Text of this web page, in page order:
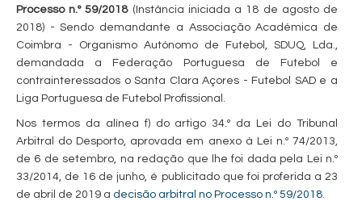
Processo n.º 59/2018(Instância iniciada a 18 de agosto de
2018) - Sendo demandante a Associação Académica de
Coimbra - Organismo Autónomo de Futebol, SDUQ, Lda.,
demandada a Federação Portuguesa de Futebol e
contrainteressados o Santa Clara Açores - Futebol SAD e a
Liga Portuguesa de Futebol Profissional.
Nos termos da alínea f) do artigo 34.º da Lei do Tribunal
Arbitral do Desporto, aprovada em anexo à Lei n.º 74/2013,
de 6 de setembro, na redação que lhe foi dada pela Lei n.º
33/2014, de 16 de junho, é publicitado que foi proferida a 23
de abril de 2019 a decisão arbitral no Processo n.º 59/2018.